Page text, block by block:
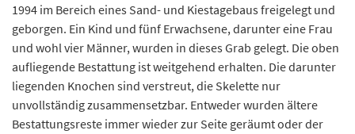
1994 im Bereich eines Sand- und Kiestagebaus freigelegt und
geborgen. Ein Kind und fünf Erwachsene, darunter eine Frau
und wohl vier Männer, wurden in dieses Grab gelegt. Die oben
aufliegende Bestattung ist weitgehend erhalten. Die darunter
liegenden Knochen sind verstreut, die Skelette nur
unvollständig zusammensetzbar. Entweder wurden ältere
Bestattungsreste immer wieder zur Seite geräumt oder der